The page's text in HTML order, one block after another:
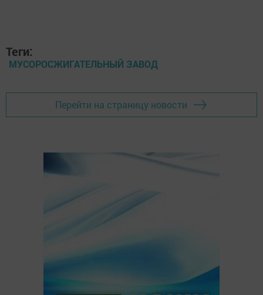
Теги:
МУСОРОСЖИГАТЕЛЬНЫЙ ЗАВОД
Перейти на страницу новости